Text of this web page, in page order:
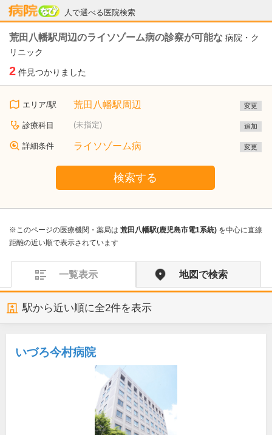
人で選べる医院検索
病院なび
荒田八幡駅周辺のライソゾーム病の診察が可能な 病院・ク
リニック
2 件見つかりました
エリア/駅 荒田八幡駅周辺 変更
診療科目 (未指定) 追加
詳細条件 ライソゾーム病 変更
検索する
※このページの医療機関・薬局は 荒田八幡駅(鹿児島市電1系統) を中心に直線
距離の近い順で表示されています
一覧表示 地図で検索
駅から近い順に全2件を表示
いづろ今村病院